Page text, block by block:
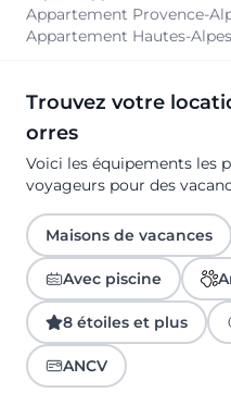
Appartement Provence-
Appartement Hautes-Alpes
Trouvez votre
orres
Voici les équipements les
voyageurs pour des
Maisons de vacances
Avec piscine
8 étoiles et plus
ANCV